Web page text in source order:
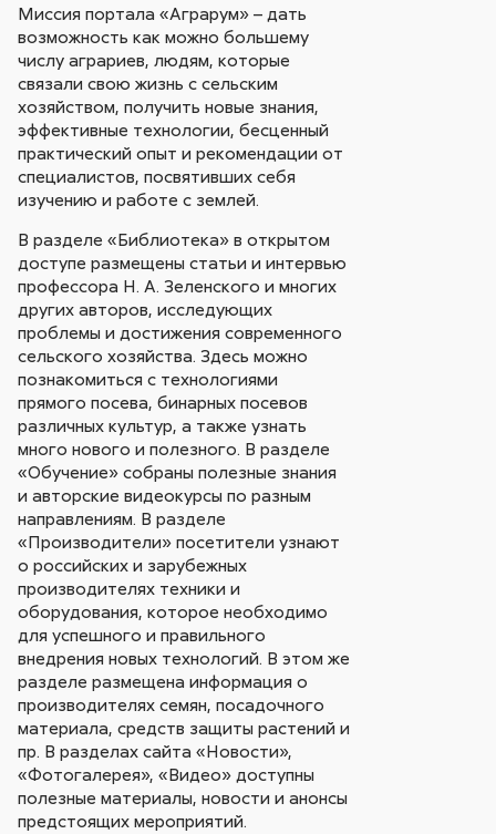
Миссия портала «Аграрум» – дать
возможность как можно большему
числу аграриев, людям, которые
связали свою жизнь с сельским
хозяйством, получить новые знания,
эффективные технологии, бесценный
практический опыт и рекомендации от
специалистов, посвятивших себя
изучению и работе с землей.
В разделе «Библиотека» в открытом
доступе размещены статьи и интервью
профессора Н. А. Зеленского и многих
других авторов, исследующих
проблемы и достижения современного
сельского хозяйства. Здесь можно
познакомиться с технологиями
прямого посева, бинарных посевов
различных культур, а также узнать
много нового и полезного. В разделе
«Обучение» собраны полезные знания
и авторские видеокурсы по разным
направлениям. В разделе
«Производители» посетители узнают
о российских и зарубежных
производителях техники и
оборудования, которое необходимо
для успешного и правильного
внедрения новых технологий. В этом же
разделе размещена информация о
производителях семян, посадочного
материала, средств защиты растений и
пр. В разделах сайта «Новости»,
«Фотогалерея», «Видео» доступны
полезные материалы, новости и анонсы
предстоящих мероприятий.